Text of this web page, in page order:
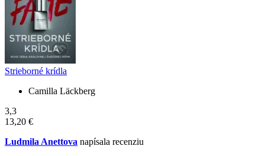
Strieborné krídla
Camilla Läckberg
3,3
13,20 €
Ludmila Anettova napísala recenziu